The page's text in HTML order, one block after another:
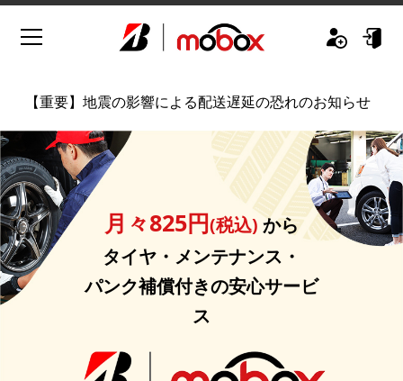
【重要】 地震の影響による配送遅延の恐れのお知らせ
月々825円(税込) から
タイヤ・メンテナンス・
パンク補償付きの安心サービ
ス